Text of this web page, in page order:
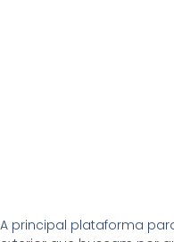
A principal plataforma